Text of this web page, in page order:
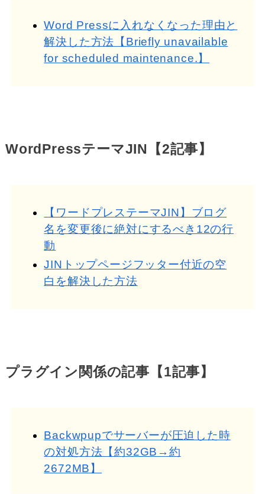
Word Pressに入れなくなった理由と
解決した方法【Briefly unavailable
for scheduled maintenance.】
WordPressテーマJIN【2記事】
【ワードプレステーマJIN】ブログ
名を変更後に絶対にするべき12の行
動
JINトップページフッター付近の空
白を解決した方法
プラグイン関係の記事【1記事】
Backwpupでサーバーが圧迫した時
の対処方法【約32GB→約
2672MB】